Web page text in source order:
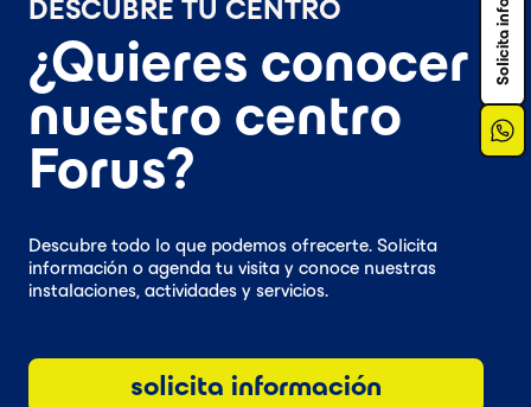
DESCUBRE TU CENTRO
¿Quieres conocer
nuestro centro
Forus?
Descubre todo lo que podemos ofrecerte. Solicita
información o agenda tu visita y conoce nuestras
instalaciones, actividades y servicios.
solicita información